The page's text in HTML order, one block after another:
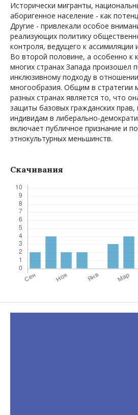
Исторически мигранты,
аборигенное население - как
Другие - привлекали особое
реализующих политику
контроля, ведущего к ассимиляции
Во второй половине, а особенно к
многих странах Запада произошел
инклюзивному подходу в
многообразия. Общим в стратегии
разных странах является то, что
защиты базовых гражданских прав,
индивидам в либерально-
включает публичное признание и
этнокультурных меньшинств.
Скачивания